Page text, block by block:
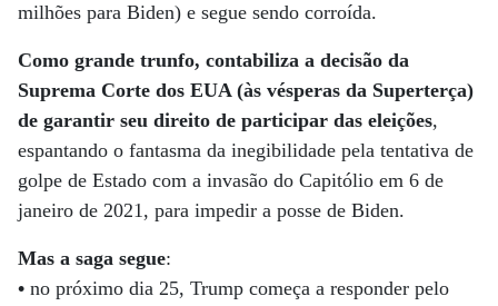
milhões para Biden) e segue sendo corroída.
Como grande trunfo, contabiliza a decisão da
Suprema Corte dos EUA (às vésperas da Superterça)
de garantir seu direito de participar das eleições,
espantando o fantasma da inegibilidade pela tentativa de
golpe de Estado com a invasão do Capitólio em 6 de
janeiro de 2021, para impedir a posse de Biden.
Mas a saga segue:
• no próximo dia 25, Trump começa a responder pelo